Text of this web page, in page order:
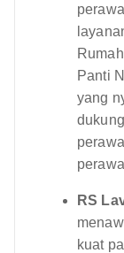
Panti
yang
RS
kuat